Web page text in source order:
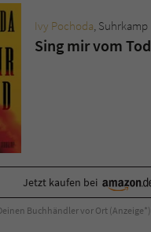
Ivy Pochoda, Suhrkamp
Sing mir vom Tod
Jetzt kaufen bei
Buchhändler vor Ort (Anzeige*)